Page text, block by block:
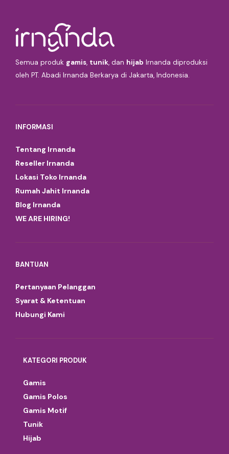
Semua produk gamis, tunik, dan hijab Irnanda diproduksi
oleh PT. Abadi Irnanda Berkarya di Jakarta, Indonesia.
INFORMASI
Tentang Irnanda
Reseller Irnanda
Lokasi Toko Irnanda
Rumah Jahit Irnanda
Blog Irnanda
WE ARE HIRING!
BANTUAN
Pertanyaan Pelanggan
Syarat & Ketentuan
Hubungi Kami
KATEGORI PRODUK
Gamis
Gamis Polos
Gamis Motif
Tunik
Hijab